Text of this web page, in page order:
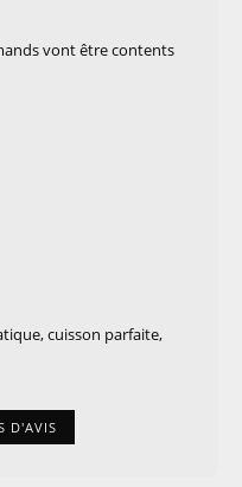
vont être contents
cuisson parfaite,
D'AVIS